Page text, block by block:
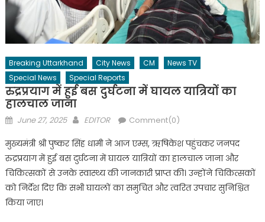
Breaking Uttarkhand City News CM
News TV
Special News
Special Reports
रुद्रप्रयाग में हुई बस दुर्घटना में घायल यात्रियों का
हालचाल जाना
Posted
June 27, 2025 Author
EDITOR Comment(0)
मुख्यमंत्री श्री पुष्कर सिंह धामी ने आज एम्स, ऋषिकेश पहुंचकर जनपद
रुद्रप्रयाग में हुई बस दुर्घटना में घायल यात्रियों का हालचाल जाना और
चिकित्सकों से उनके स्वास्थ्य की जानकारी प्राप्त की। उन्होंने चिकित्सकों
को निर्देश दिए कि सभी घायलों का समुचित और त्वरित उपचार सुनिश्चित
किया जाए।